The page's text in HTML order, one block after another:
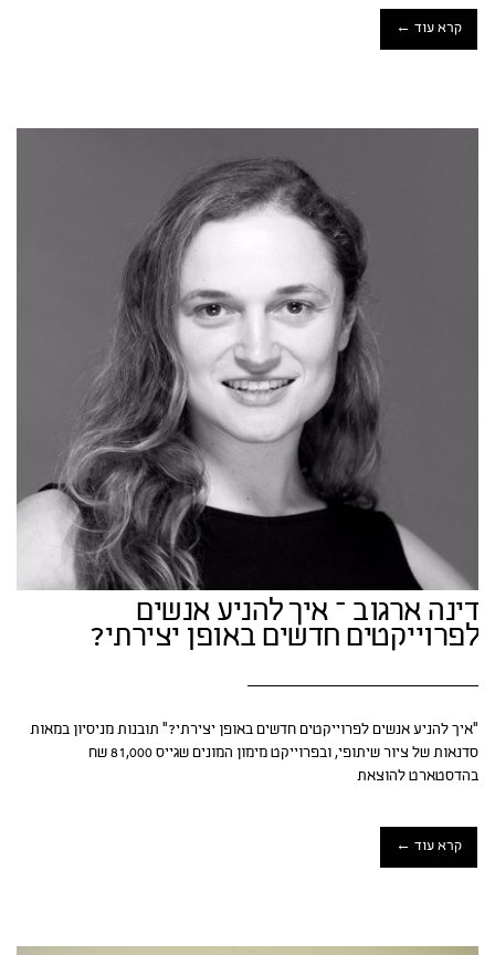
קרא עוד ←
דינה ארגוב – איך להניע אנשים
לפרוייקטים חדשים באופן יצירתי?
״איך להניע אנשים לפרוייקטים חדשים באופן יצירתי?״ תובנות מניסיון במאות
סדנאות של ציור שיתופי, ובפרוייקט מימון המונים שגייס 81,000 שח
בהדסטארט להוצאת
קרא עוד ←